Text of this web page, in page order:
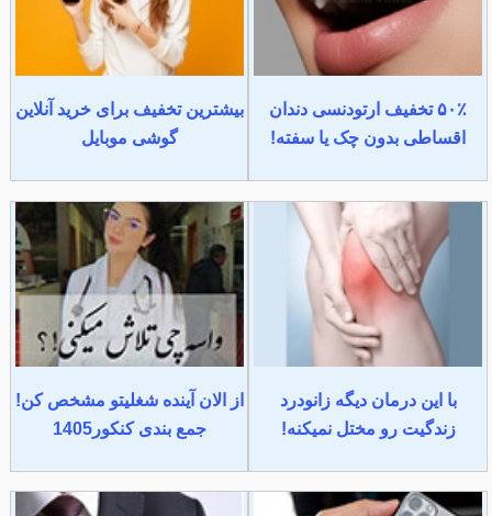
۵۰٪ تخفیف ارتودنسی دندان
اقساطی بدون چک یا سفته!
بیشترین تخفیف برای خرید آنلاین
گوشی موبایل
با این درمان دیگه زانودرد
زندگیت رو مختل نمیکنه!
از الان آینده شغلیتو مشخص کن!
جمع بندی کنکور1405